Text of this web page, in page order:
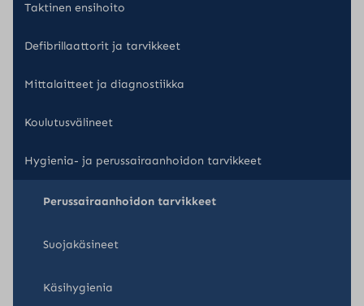
Taktinen ensihoito
Defibrillaattorit ja tarvikkeet
Mittalaitteet ja diagnostiikka
Koulutusvälineet
Hygienia- ja perussairaanhoidon tarvikkeet
Perussairaanhoidon tarvikkeet
Suojakäsineet
Käsihygienia